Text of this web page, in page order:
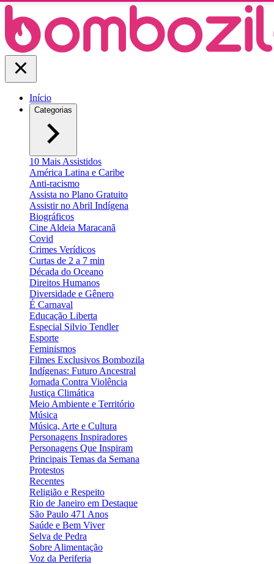
Início
Categorias
10 Mais Assistidos
América Latina e Caribe
Anti-racismo
Assista no Plano Gratuito
Assistir no Abril Indígena
Biográficos
Cine Aldeia Maracanã
Covid
Crimes Verídicos
Curtas de 2 a 7 min
Década do Oceano
Direitos Humanos
Diversidade e Gênero
É Carnaval
Educação Liberta
Especial Silvio Tendler
Esporte
Feminismos
Filmes Exclusivos Bombozila
Indígenas: Futuro Ancestral
Jornada Contra Violência
Justiça Climática
Meio Ambiente e Território
Música
Música, Arte e Cultura
Personagens Inspiradores
Personagens Que Inspiram
Principais Temas da Semana
Protestos
Recentes
Religião e Respeito
Rio de Janeiro em Destaque
São Paulo 471 Anos
Saúde e Bem Viver
Selva de Pedra
Sobre Alimentação
Voz da Periferia